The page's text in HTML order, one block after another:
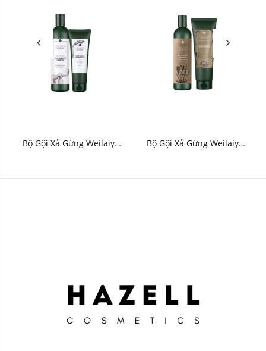
Bộ Gội Xả Gừng Weilaiya
Bộ Gội Xả Gừng Weilaiya